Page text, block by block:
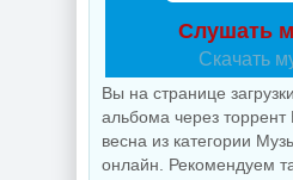
Слушать
Скачать
Вы на странице
альбома через торрент
весна из категории
онлайн. Рекомендуем